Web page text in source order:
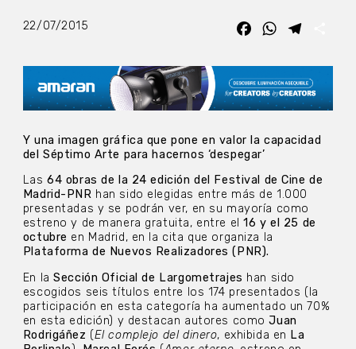
22/07/2015 FacebookWhatsApp
Y una imagen gráfica que pone en valor la capacidad
del Séptimo Arte para hacernos ‘despegar’
Las64 obras de la 24 edición del Festival de Cine de
Madrid-PNR han sido elegidas entre más de 1.000
presentadas y se podrán ver, en su mayoría como
estreno y de manera gratuita, entre el 16 y el 25 de
octubre en Madrid, en la cita que organiza la
Plataforma de Nuevos Realizadores (PNR).
En laSección Oficial de Largometrajes han sido
escogidos seis títulos entre los 174 presentados (la
participación en esta categoría ha aumentado un 70%
en esta edición) y destacan autores comoJuan
Rodrigáñez (El complejo del dinero, exhibida en La